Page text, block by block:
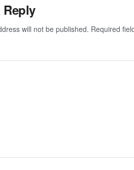
Reply
will not be published. Required